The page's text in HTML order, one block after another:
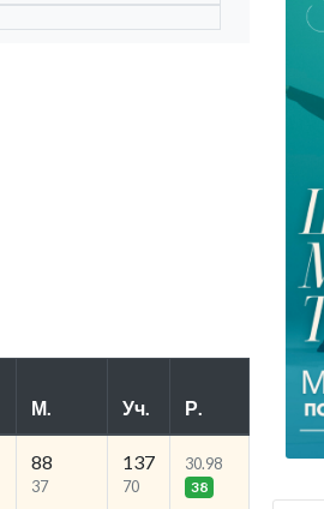
М. Уч. Р.
88
37
137
70
30.98
38